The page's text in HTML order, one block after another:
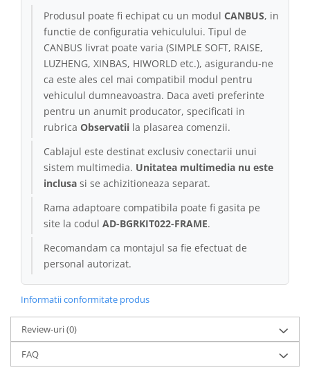
Produsul poate fi echipat cu un modul CANBUS, in
functie de configuratia vehiculului. Tipul de
CANBUS livrat poate varia (SIMPLE SOFT, RAISE,
LUZHENG, XINBAS, HIWORLD etc.), asigurandu-ne
ca este ales cel mai compatibil modul pentru
vehiculul dumneavoastra. Daca aveti preferinte
pentru un anumit producator, specificati in
rubrica Observatii la plasarea comenzii.
Cablajul este destinat exclusiv conectarii unui
sistem multimedia. Unitatea multimedia nu este
inclusa si se achizitioneaza separat.
Rama adaptoare compatibila poate fi gasita pe
site la codul AD-BGRKIT022-FRAME.
Recomandam ca montajul sa fie efectuat de
personal autorizat.
Informatii conformitate produs
Review-uri(0)
FAQ